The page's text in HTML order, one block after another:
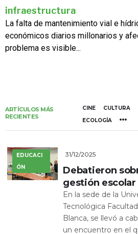
infraestructura
La falta de mantenimiento vial e
económicos diarios millonarios y
problema es visible...
ARTÍCULOS MÁS
RECIENTES
CINE CULTURA
ECOLOGÍA
EDUCACI
ÓN
31/12/2025
Debatieron
gestión
En la sede de la
Tecnológica
Blanca, se llevó a
un encuentro en el